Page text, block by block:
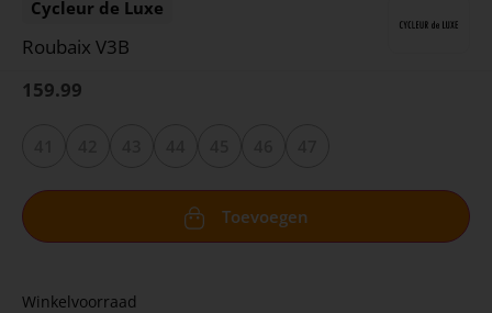
Cycleur de Luxe
Roubaix V3B
159.99
Toevoegen
Winkelvoorraad